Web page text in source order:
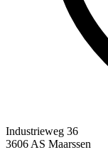
Industrieweg 36
3606 AS Maarssen